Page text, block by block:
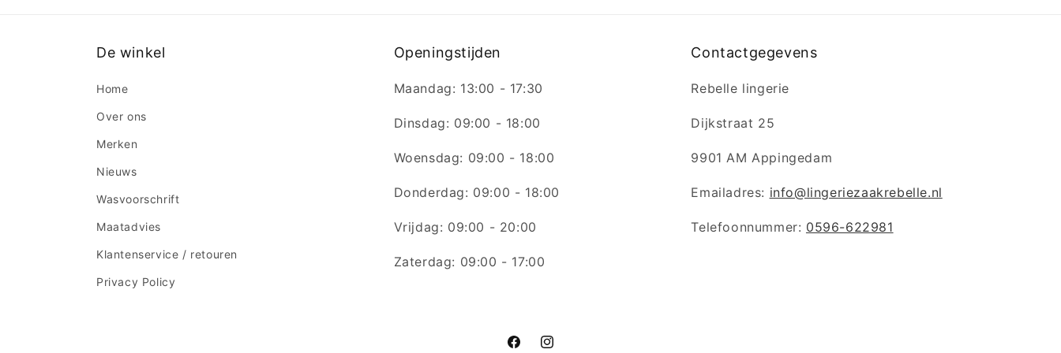
De winkel
Home
Over ons
Merken
Nieuws
Wasvoorschrift
Maatadvies
Klantenservice / retouren
Privacy Policy
Openingstijden
Maandag: 13:00 - 17:30
Dinsdag: 09:00 - 18:00
Woensdag: 09:00 - 18:00
Donderdag: 09:00 - 18:00
Vrijdag: 09:00 - 20:00
Zaterdag: 09:00 - 17:00
Contactgegevens
Rebelle lingerie
Dijkstraat 25
9901 AM Appingedam
Emailadres: info@lingeriezaakrebelle.nl
Telefoonnummer: 0596-622981